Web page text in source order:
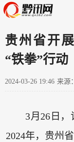
贵州省开
“铁拳”行动
2024-03-26 19:46 来源
3月26日，
2024年，贵州